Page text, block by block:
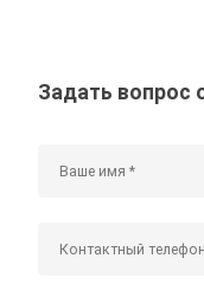
Задать вопрос